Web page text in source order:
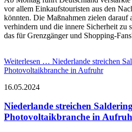
vor allem Einkaufstouristen aus den
könnten. Die Maßnahmen zielen darauf
verhindern und die innere Sicherheit zu
das für Grenzgänger und Shopping-
Weiterlesen … Niederlande streichen
Photovoltaikbranche in Aufruhr
16.05.2024
Niederlande streichen
Photovoltaikbranche in